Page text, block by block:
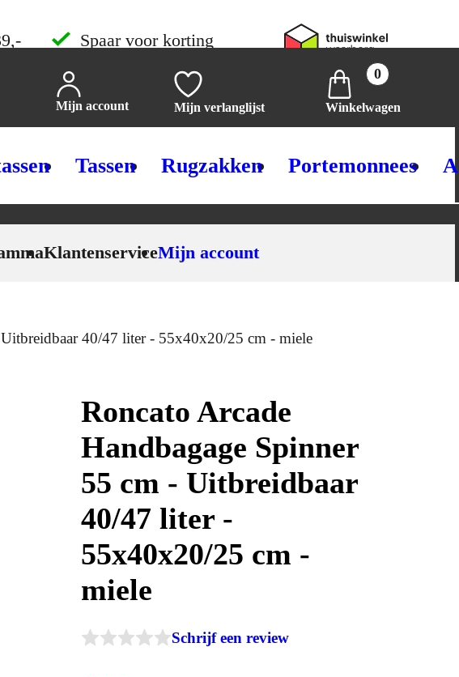
Spaar voor korting
Tassen Rugzakken Portemonnees
KlantenserviceMijn account
Mijn account
0
Winkelwagen
Mijn verlanglijst
40/47 liter - 55x40x20/25 cm - miele
Roncato Arcade
Handbagage Spinner
55 cm - Uitbreidbaar
40/47 liter -
55x40x20/25 cm -
miele
Schrijf een review